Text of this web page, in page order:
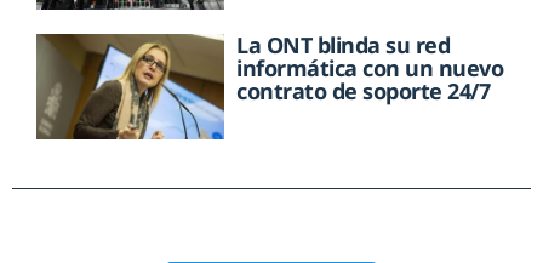
La ONT blinda su red
informática con un nuevo
contrato de soporte 24/7